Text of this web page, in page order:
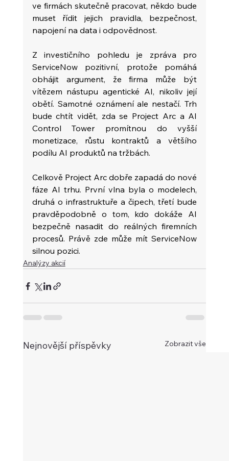
ve firmách skutečně pracovat, někdo bude
muset řídit jejich pravidla, bezpečnost,
napojení na data i odpovědnost.
Z investičního pohledu je zpráva pro
ServiceNow pozitivní, protože pomáhá
obhájit argument, že firma může být
vítězem nástupu agentické AI, nikoliv její
obětí. Samotné oznámení ale nestačí. Trh
bude chtít vidět, zda se Project Arc a AI
Control Tower promítnou do vyšší
monetizace, růstu kontraktů a většího
podílu AI produktů na tržbách.
Celkově Project Arc dobře zapadá do nové
fáze AI trhu. První vlna byla o modelech,
druhá o infrastruktuře a čipech, třetí bude
pravděpodobně o tom, kdo dokáže AI
bezpečně nasadit do reálných firemních
procesů. Právě zde může mít ServiceNow
silnou pozici.
Analýzy akcií
Nejnovější příspěvky Zobrazit vše